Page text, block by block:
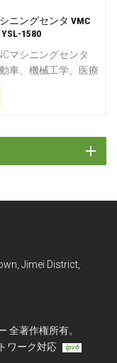
ニングセンタ VMC
1580
マシニングセンタ
車、機械工学、医療
、金属加工の製造・
野において、高い信頼
ングセンタまで、すべ
に自動工具交換装置
を取り揃えていま
Jimei District,
全著作権所有。
ワーク対応